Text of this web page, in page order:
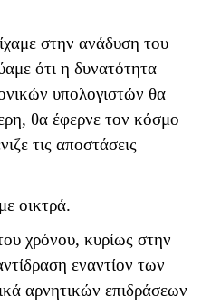
στην ανάδυση του
ότι η δυνατότητα
υπολογιστών θα
θα έφερνε τον κόσμο
τις αποστάσεις
οικτρά.
χρόνου, κυρίως στην
εναντίον των
αρνητικών επιδράσεων